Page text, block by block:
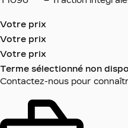
Votre prix
Votre prix
Votre prix
Terme sélectionné non
Contactez-nous pour